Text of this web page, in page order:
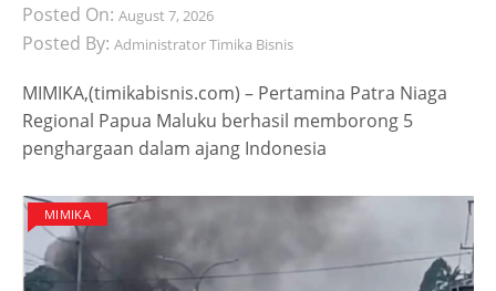
Posted On: August 7, 2026
Posted By: Administrator Timika Bisnis
MIMIKA,(timikabisnis.com) – Pertamina Patra Niaga
Regional Papua Maluku berhasil memborong 5
penghargaan dalam ajang Indonesia
MIMIKA